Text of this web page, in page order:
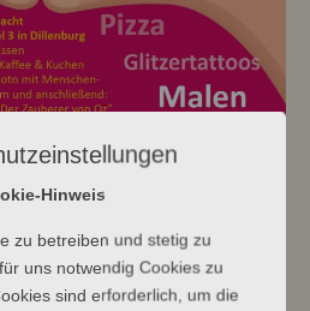
Hinweis
zu betreiben und stetig zu
uns notwendig Cookies zu
sind erforderlich, um die